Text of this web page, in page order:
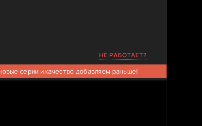
НЕ РАБОТАЕТ?
серии и качество добавляем раньше!